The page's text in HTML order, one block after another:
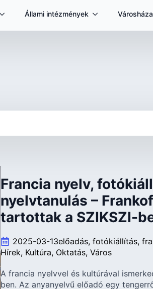
Állami intézmények Városháza
Francia nyelv,
nyelvtanulás –
tartottak a SZIKSZI-
2025-03-13előadás fotókiállítás
Hírek Kultúra Oktatás Város
A francia nyelvvel és kultúrával
ben. Az anyanyelvű előadó egy